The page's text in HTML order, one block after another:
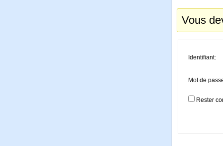
Vous
Identifiant:
Mot de
Rester